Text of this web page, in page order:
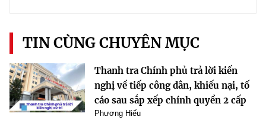
TIN CÙNG CHUYÊN MỤC
Thanh tra Chính phủ trả lời kiến
nghị về tiếp công dân, khiếu nại, tố
cáo sau sắp xếp chính quyền 2 cấp
Phương Hiếu